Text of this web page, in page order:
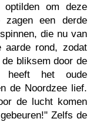
optilden om deze
zagen een derde
die nu van
aarde rond, zodat
bliksem door de
heeft het oude
de Noordzee lief.
de lucht komen
Zelfs de